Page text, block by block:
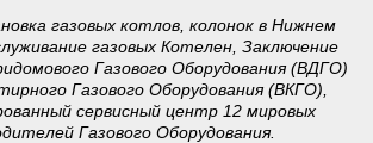
газовых котлов, колонок в Нижнем
газовых Котелен, Заключение
Газового Оборудования (ВДГО)
Газового Оборудования (ВКГО),
сервисный центр 12 мировых
Газового Оборудования.